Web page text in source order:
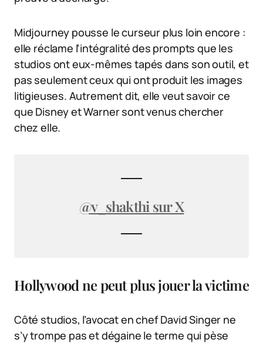
Midjourney pousse le curseur plus loin encore :
elle réclame l’intégralité des prompts que les
studios ont eux-mêmes tapés dans son outil, et
pas seulement ceux qui ont produit les images
litigieuses. Autrement dit, elle veut savoir ce
que Disney et Warner sont venus chercher
chez elle.
@v_shakthi sur X
Hollywood ne peut plus jouer la victime
Côté studios, l’avocat en chef David Singer ne
s’y trompe pas et dégaine le terme qui pèse